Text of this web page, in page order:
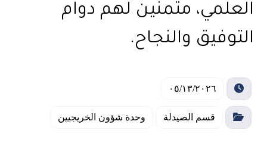
العلمي، متمنين لهم دوام
التوفيق والنجاح.
٠٥/١٣/٢٠٢٦
قسم الصيدلة وحدة شؤون الخريجيين